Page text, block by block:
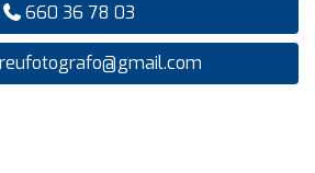
660 36 78 03